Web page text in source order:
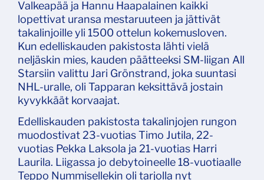
Valkeapää ja Hannu Haapalainen kaikki
lopettivat uransa mestaruuteen ja jättivät
takalinjoille yli 1500 ottelun kokemusloven.
Kun edelliskauden pakistosta lähti vielä
neljäskin mies, kauden päätteeksi SM-liigan All
Starsiin valittu Jari Grönstrand, joka suuntasi
NHL-uralle, oli Tapparan keksittävä jostain
kyvykkäät korvaajat.
Edelliskauden pakistosta takalinjojen rungon
muodostivat 23-vuotias Timo Jutila, 22-
vuotias Pekka Laksola ja 21-vuotias Harri
Laurila. Liigassa jo debytoineelle 18-vuotiaalle
Teppo Nummisellekin oli tarjolla nyt